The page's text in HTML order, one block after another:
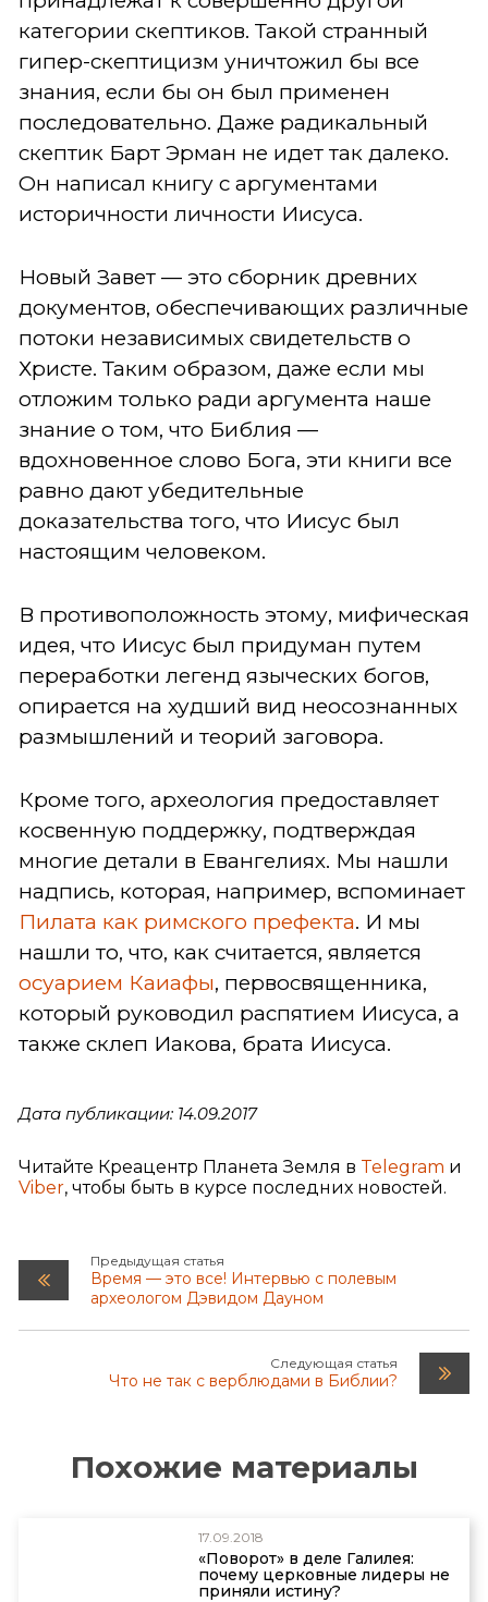
категории скептиков. Такой странный
гипер-скептицизм уничтожил бы все
знания, если бы он был применен
последовательно. Даже радикальный
скептик Барт Эрман не идет так далеко.
Он написал книгу с аргументами
историчности личности Иисуса.
Новый Завет — это сборник древних
документов, обеспечивающих различные
потоки независимых свидетельств о
Христе. Таким образом, даже если мы
отложим только ради аргумента наше
знание о том, что Библия —
вдохновенное слово Бога, эти книги все
равно дают убедительные
доказательства того, что Иисус был
настоящим человеком.
В противоположность этому, мифическая
идея, что Иисус был придуман путем
переработки легенд языческих богов,
опирается на худший вид неосознанных
размышлений и теорий заговора.
Кроме того, археология предоставляет
косвенную поддержку, подтверждая
многие детали в Евангелиях. Мы нашли
надпись, которая, например, вспоминает
Пилата как римского префекта. И мы
нашли то, что, как считается, является
осуарием Каиафы, первосвященника,
который руководил распятием Иисуса, а
также склеп Иакова, брата Иисуса.
Дата публикации: 14.09.2017
Читайте Креацентр Планета Земля в Telegram и
Viber, чтобы быть в курсе последних новостей.
Предыдущая статья
Время — это все! Интервью с полевым
археологом Дэвидом Дауном
Следующая статья
Что не так с верблюдами в Библии?
Похожие материалы
17.09.2018
«Поворот» в деле Галилея:
почему церковные лидеры не
приняли истину?